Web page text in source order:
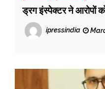
ड्रग इंस्पेक्टर ने आरोपों
ipressindia